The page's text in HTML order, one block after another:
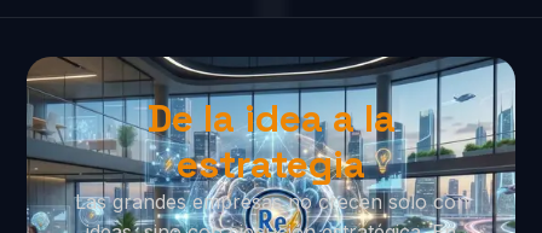
De la idea a la
estrategia
Las grandes empresas no crecen solo con